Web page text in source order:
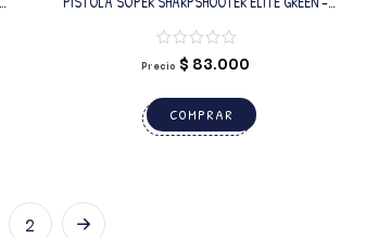
WATER BOMB
Precio $ 83.000
COMPRAR
2